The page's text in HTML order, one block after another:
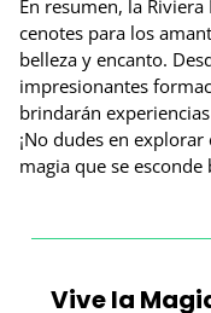
En resumen, la
cenotes para los
belleza y encanto.
impresionantes
brindarán
¡No dudes en
magia que se
Vive la